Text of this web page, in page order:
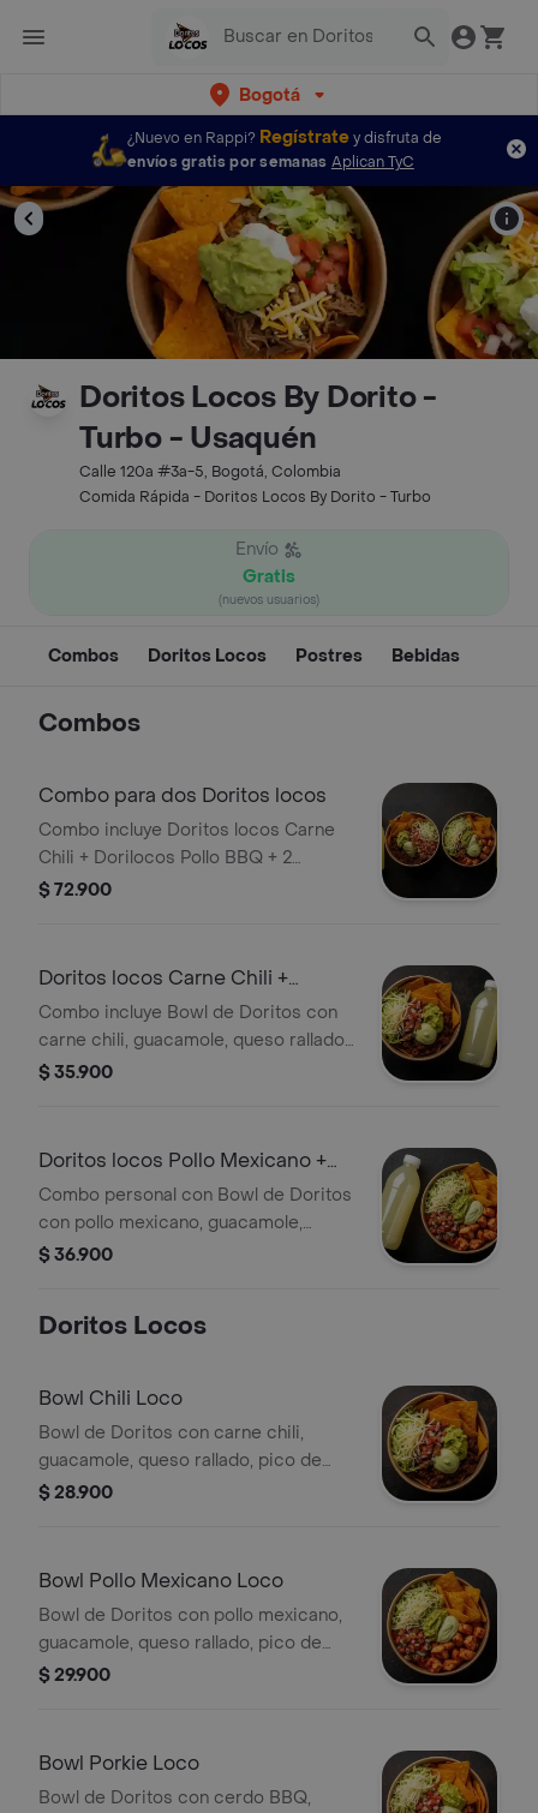
Bogotá
¿Nuevo en Rappi? Regístratey disfruta de
envíos gratis por semanas Aplican TyC
Doritos Locos By Dorito -
Turbo - Usaquén
Calle 120a #3a-5, Bogotá, Colombia
Comida Rápida - Doritos Locos By Dorito - Turbo
Envío
Gratis
(nuevos usuarios)
Combos Doritos Locos Postres Bebidas
Combos
Combo para dos Doritos locos
Combo incluye Doritos locos Carne
Chili + Dorilocos Pollo BBQ + 2
limonadas
$ 72.900
Doritos locos Carne Chili +
Limonada
Combo incluye Bowl de Doritos con
carne chili, guacamole, queso rallado,
pico de gallo, lechuga y salsa verde +
$ 35.900
Doritos locos Pollo Mexicano +
Limonada
Combo personal con Bowl de Doritos
con pollo mexicano, guacamole,
queso rallado, pico de gallo, lechuga y
$ 36.900
Doritos Locos
Bowl Chili Loco
Bowl de Doritos con carne chili,
guacamole, queso rallado, pico de
gallo, lechuga y salsa verde.
$ 28.900
Bowl Pollo Mexicano Loco
Bowl de Doritos con pollo mexicano,
guacamole, queso rallado, pico de
gallo, lechuga y salsa verde.
$ 29.900
Bowl Porkie Loco
Bowl de Doritos con cerdo BBQ,